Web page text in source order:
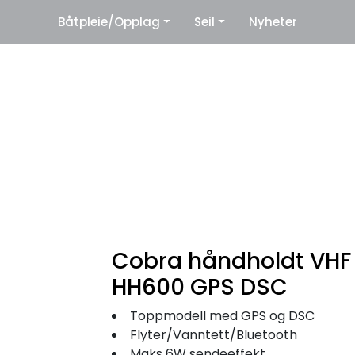
Leverandører
Båtpleie/Opplag Seil Nyheter
Cobra håndholdt VHF
HH600 GPS DSC
Toppmodell med GPS og DSC
Flyter/Vanntett/Bluetooth